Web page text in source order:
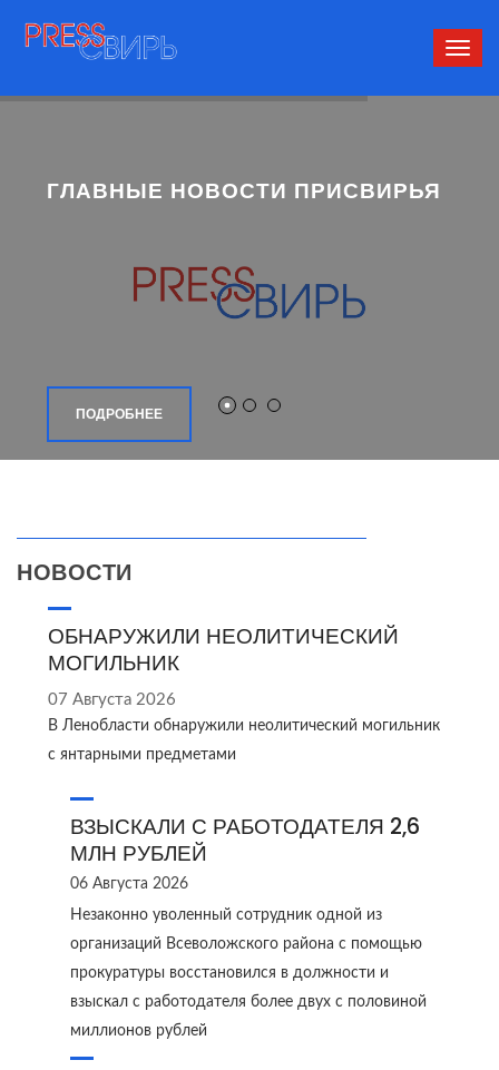
ГЛАВНЫЕ НОВОСТИ ПРИСВИРЬЯ
ПОДРОБНЕЕ
НОВОСТИ
ОБНАРУЖИЛИ НЕОЛИТИЧЕСКИЙ
МОГИЛЬНИК
07 Августа 2026
В Ленобласти обнаружили неолитический могильник
с янтарными предметами
ВЗЫСКАЛИ С РАБОТОДАТЕЛЯ 2,6
МЛН РУБЛЕЙ
06 Августа 2026
Незаконно уволенный сотрудник одной из
организаций Всеволожского района с помощью
прокуратуры восстановился в должности и
взыскал с работодателя более двух с половиной
миллионов рублей